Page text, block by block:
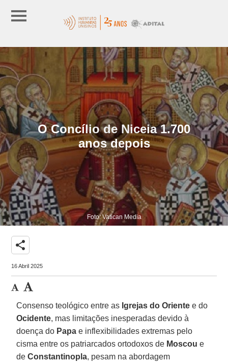
O Concílio de Niceia 1.700
anos depois
Foto: Vatican Media
share
16 Abril 2025
Consenso teológico entre as Igrejas do Oriente e do
Ocidente, mas limitações inesperadas devido à
doença do Papa e inflexibilidades extremas pelo
cisma entre os patriarcados ortodoxos de Moscou e
deConstantinopla, pesam na abordagem